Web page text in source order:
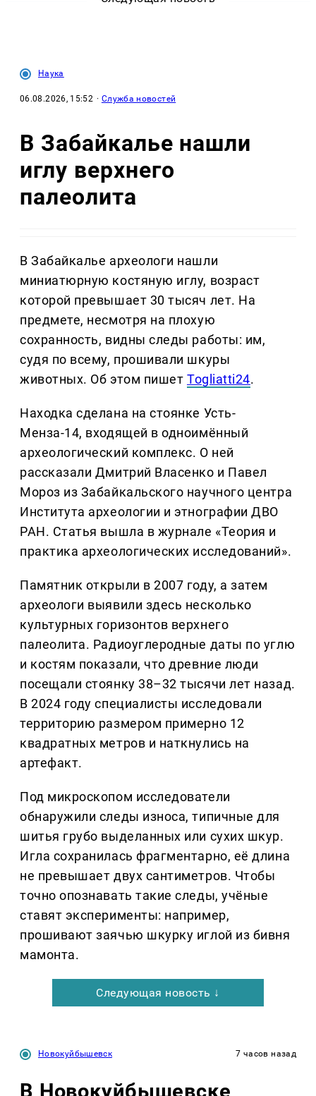
Наука
06.08.2026, 15:52 · Служба новостей
В Забайкалье нашли
иглу верхнего
палеолита
В Забайкалье археологи нашли
миниатюрную костяную иглу, возраст
которой превышает 30 тысяч лет. На
предмете, несмотря на плохую
сохранность, видны следы работы: им,
судя по всему, прошивали шкуры
животных. Об этом пишет Togliatti24.
Находка сделана на стоянке Усть-
Менза-14, входящей в одноимённый
археологический комплекс. О ней
рассказали Дмитрий Власенко и Павел
Мороз из Забайкальского научного центра
Института археологии и этнографии ДВО
РАН. Статья вышла в журнале «Теория и
практика археологических исследований».
Памятник открыли в 2007 году, а затем
археологи выявили здесь несколько
культурных горизонтов верхнего
палеолита. Радиоуглеродные даты по углю
и костям показали, что древние люди
посещали стоянку 38–32 тысячи лет назад.
В 2024 году специалисты исследовали
территорию размером примерно 12
квадратных метров и наткнулись на
артефакт.
Под микроскопом исследователи
обнаружили следы износа, типичные для
шитья грубо выделанных или сухих шкур.
Игла сохранилась фрагментарно, её длина
не превышает двух сантиметров. Чтобы
точно опознавать такие следы, учёные
ставят эксперименты: например,
прошивают заячью шкурку иглой из бивня
мамонта.
Следующая новость ↓
Новокуйбышевск 7 часов назад
В Новокуйбышевске